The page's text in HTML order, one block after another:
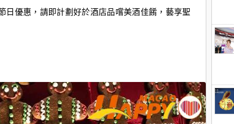
日優惠，請即計劃好於酒店品嚐美酒佳餚，藝享聖